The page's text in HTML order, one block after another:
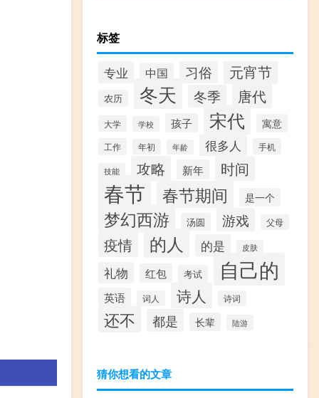
标签
专业 中国 习俗 元宵节
农历 冬天 冬季 唐代
大学 学校 孩子 宋代 寓意
工作 年初 年龄 很多人 手机
技能 攻略 新年 时间
春节 春节期间 是一个
梦幻西游 汤圆 游戏 父母
疫情 的人 的是 皮肤
礼物 红包 考试 自己的
英语 词人 诗人 诗词
还不 都是 长辈 陆游
猜你想看的文章